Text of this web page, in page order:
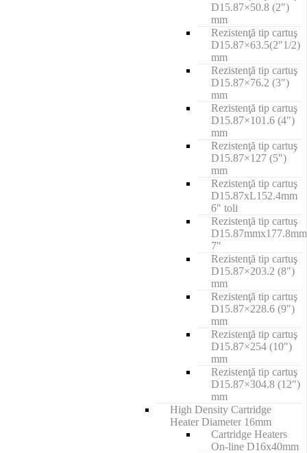
D15.87×50.8 (2")
mm
Rezistenţă tip cartuş
D15.87×63.5(2"1/2)
mm
Rezistenţă tip cartuş
D15.87×76.2 (3")
mm
Rezistenţă tip cartuş
D15.87×101.6 (4")
mm
Rezistenţă tip cartuş
D15.87×127 (5")
mm
Rezistenţă tip cartuş
D15.87xL152.4mm
6" toli
Rezistenţă tip cartuş
D15.87mmx177.8mm
7"
Rezistenţă tip cartuş
D15.87×203.2 (8")
mm
Rezistenţă tip cartuş
D15.87×228.6 (9")
mm
Rezistenţă tip cartuş
D15.87×254 (10")
mm
Rezistenţă tip cartuş
D15.87×304.8 (12")
mm
High Density Cartridge
Heater Diameter 16mm
Cartridge Heaters
On-line D16x40mm